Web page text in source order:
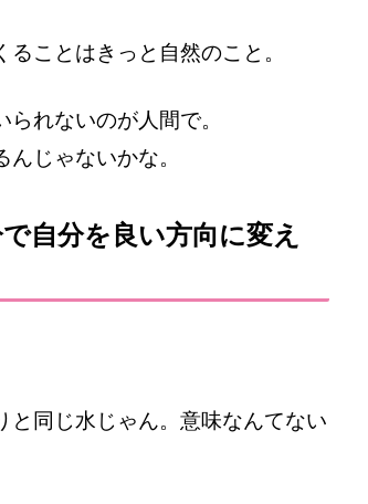
ことはきっと自然のこと。
れないのが人間で。
じゃないかな。
自分を良い方向に変え
と同じ水じゃん。意味なんてない